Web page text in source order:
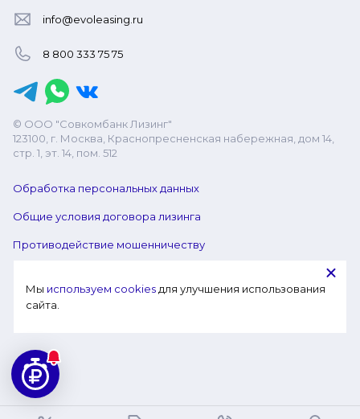
info@evoleasing.ru
8 800 333 75 75
© ООО "Совкомбанк Лизинг"
123100, г. Москва, Краснопресненская набережная, дом 14,
стр. 1, эт. 14, пом. 512
Обработка персональных данных
Общие условия договора лизинга
Противодействие мошенничеству
Мы используем cookies для улучшения использования
сайта.